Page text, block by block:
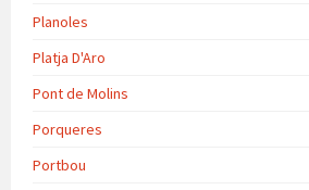
Planoles
Platja D'Aro
Pont de Molins
Porqueres
Portbou